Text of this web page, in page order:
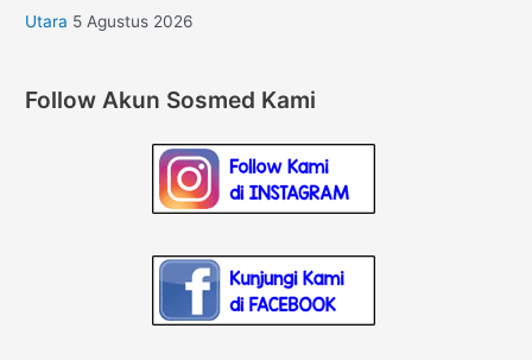
Utara 5 Agustus 2026
Follow Akun Sosmed Kami